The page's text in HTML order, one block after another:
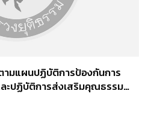
ามแผนปฏิบัติการป้องกันการ
ะปฏิบัติการส่งเสริมคุณธรรม